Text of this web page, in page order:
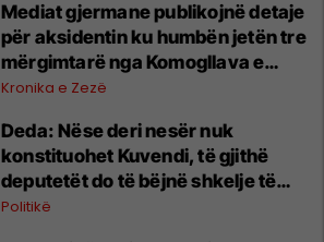
Mediat gjermane publikojnë detaje
për aksidentin ku humbën jetën tre
mërgimtarë nga Komogllava e
Ferizajt
Kronika e Zezë
Deda: Nëse deri nesër nuk
konstituohet Kuvendi, të gjithë
deputetët do të bëjnë shkelje të
rëndë kushtetuese
Politikë